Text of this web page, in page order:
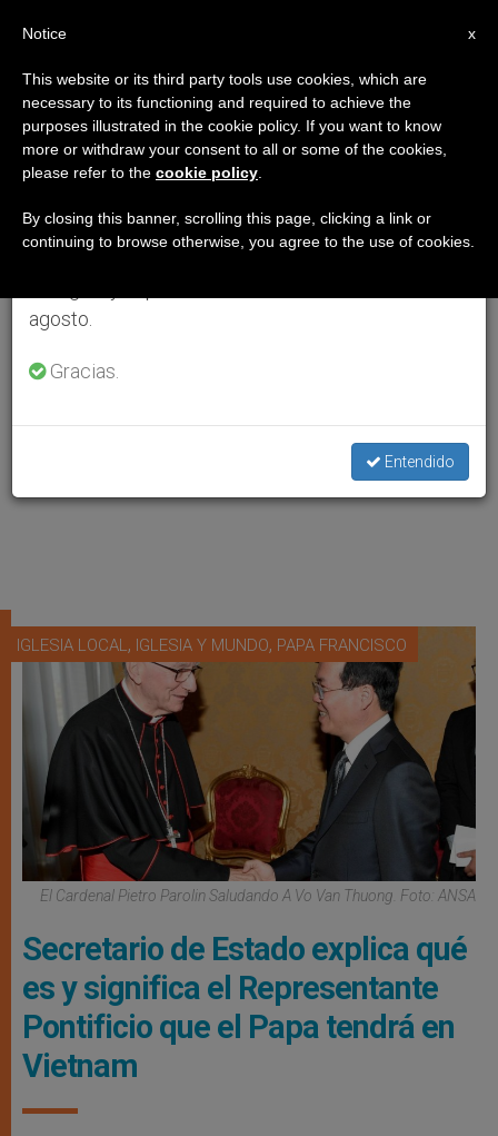
IGLESIA LOCAL, IGLESIA Y MUNDO, PAPA FRANCISCO
El Cardenal Pietro Parolin Saludando A Vo Van Thuong. Foto: ANSA
Secretario de Estado explica qué
es y significa el Representante
Pontificio que el Papa tendrá en
Vietnam
×
Aviso importante
Del 27 de julio al 7 de agosto haremos la pausa
anual, aprovechando que en el periodo de verano
se generan menos informaciones y también el
agosto.
Gracias.
Entendido
x
Notice
This website or its third party tools use cookies, which are
necessary to its functioning and required to achieve the
purposes illustrated in the cookie policy. If you want to know
more or withdraw your consent to all or some of the cookies,
please refer to the cookie policy
By closing this banner, scrolling this page, clicking a link or
continuing to browse otherwise, you agree to the use of cookies.